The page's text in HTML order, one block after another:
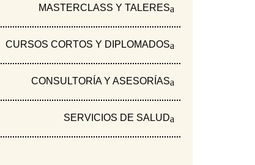
MASTERCLASS Y TALERES
CURSOS CORTOS Y DIPLOMADOS
CONSULTORÍA Y ASESORÍAS
SERVICIOS DE SALUD